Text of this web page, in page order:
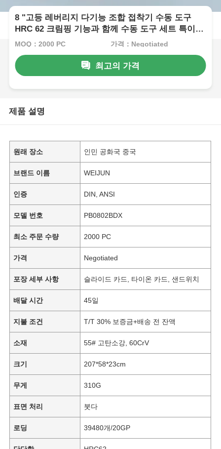
8 "고등 레버리지 다기능 조합 접착기 수동 도구
HRC 62 크림핑 기능과 함께 수동 도구 세트 특이한
노동 절약
MOQ：2000 PC 가격：Negotiated
최고의 가격
제품 설명
원래 장소 인민 공화국 중국
브랜드 이름 WEIJUN
인증 DIN, ANSI
모델 번호 PB0802BDX
최소 주문 수량 2000 PC
가격 Negotiated
포장 세부 사항 슬라이드 카드, 타이온 카드, 샌드위치
배달 시간 45일
지불 조건 T/T 30% 보증금+배송 전 잔액
소재 55# 고탄소강, 60CrV
크기 207*58*23cm
무게 310G
표면 처리 붓다
로딩 39480개/20GP